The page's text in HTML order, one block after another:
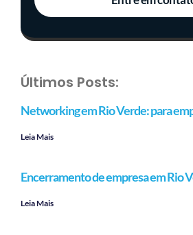
Últimos Posts:
Networking em Rio Verde: para
Leia Mais
Encerramento de empresa em Rio
Leia Mais